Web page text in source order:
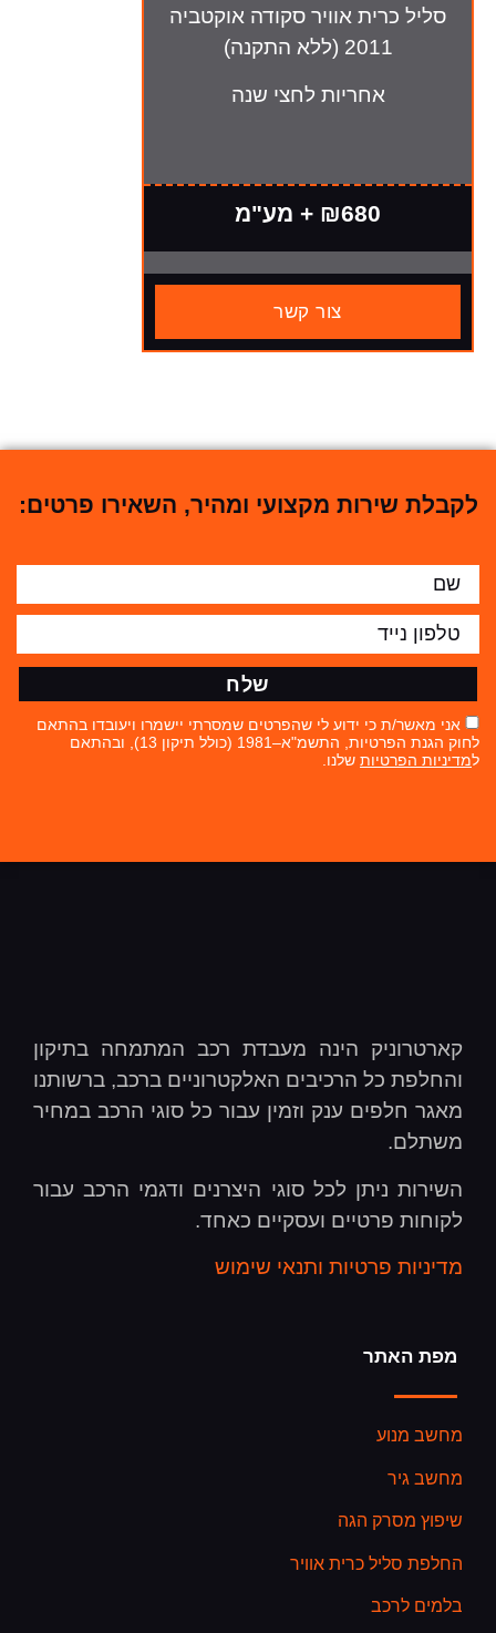
סליל כרית אוויר סקודה אוקטביה
2011 (ללא התקנה)
אחריות לחצי שנה
₪680 + מע"מ
צור קשר
לקבלת שירות מקצועי ומהיר, השאירו פרטים:
אני מאשר/ת כי ידוע לי שהפרטים שמסרתי יישמרו ויעובדו בהתאם
לחוק הגנת הפרטיות, התשמ"א–1981 (כולל תיקון 13), ובהתאם
למדיניות הפרטיות שלנו.
שלח
קארטרוניק הינה מעבדת רכב המתמחה בתיקון
והחלפת כל הרכיבים האלקטרוניים ברכב, ברשותנו
מאגר חלפים ענק וזמין עבור כל סוגי הרכב במחיר
משתלם.
השירות ניתן לכל סוגי היצרנים ודגמי הרכב עבור
לקוחות פרטיים ועסקיים כאחד.
מדיניות פרטיות ותנאי שימוש
מפת האתר
מחשב מנוע
מחשב גיר
שיפוץ מסרק הגה
החלפת סליל כרית אוויר
בלמים לרכב